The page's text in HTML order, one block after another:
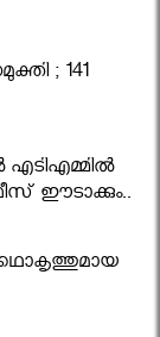
; 141
ഈടാക്കും..